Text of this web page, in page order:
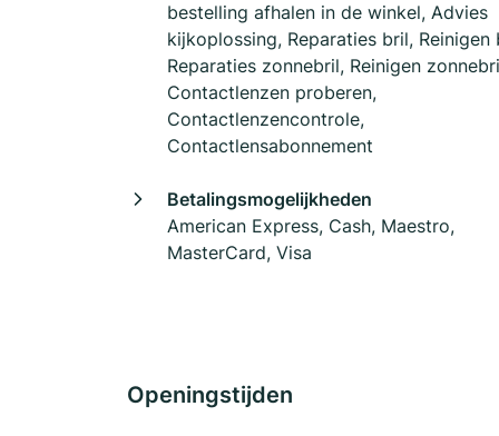
bestelling afhalen in de winkel, Advies
kijkoplossing, Reparaties bril, Reinigen
Reparaties zonnebril, Reinigen
Contactlenzen proberen,
Contactlenzencontrole,
Contactlensabonnement
Betalingsmogelijkheden
American Express, Cash, Maestro,
MasterCard, Visa
Openingstijden